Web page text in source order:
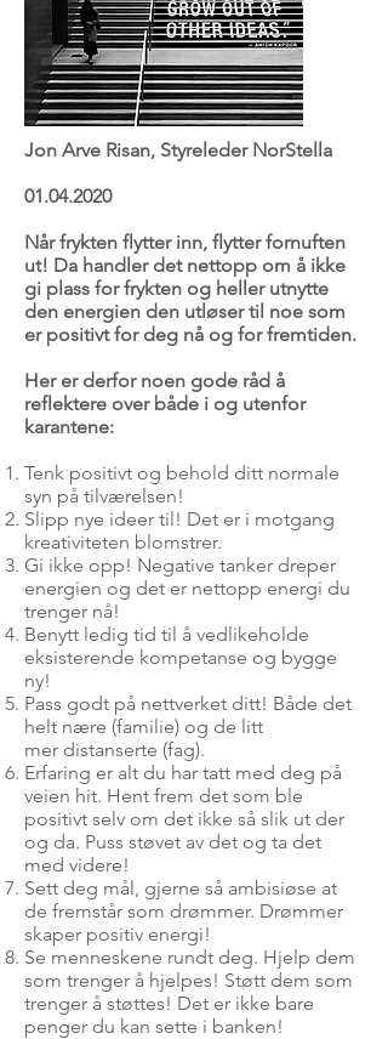
Jon Arve Risan, Styreleder NorStella
01.04.2020
Når frykten flytter inn, flytter fornuften
ut! Da handler det nettopp om å ikke
gi plass for frykten og heller utnytte
den energien den utløser til noe som
er positivt for deg nå og for fremtiden.
Her er derfor noen gode råd å
reflektere over både i og utenfor
karantene:
Tenk positivt og behold ditt normale
syn på tilværelsen!
Slipp nye ideer til! Det er i motgang
kreativiteten blomstrer.
Gi ikke opp! Negative tanker dreper
energien og det er nettopp energi du
trenger nå!
Benytt ledig tid til å vedlikeholde
eksisterende kompetanse og bygge
ny!
Pass godt på nettverket ditt! Både det
helt nære (familie) og de litt
mer distanserte (fag).
Erfaring er alt du har tatt med deg på
veien hit. Hent frem det som ble
positivt selv om det ikke så slik ut der
og da. Puss støvet av det og ta det
med videre!
Sett deg mål, gjerne så ambisiøse at
de fremstår som drømmer. Drømmer
skaper positiv energi!
Se menneskene rundt deg. Hjelp dem
som trenger å hjelpes! Støtt dem som
trenger å støttes! Det er ikke bare
penger du kan sette i banken!